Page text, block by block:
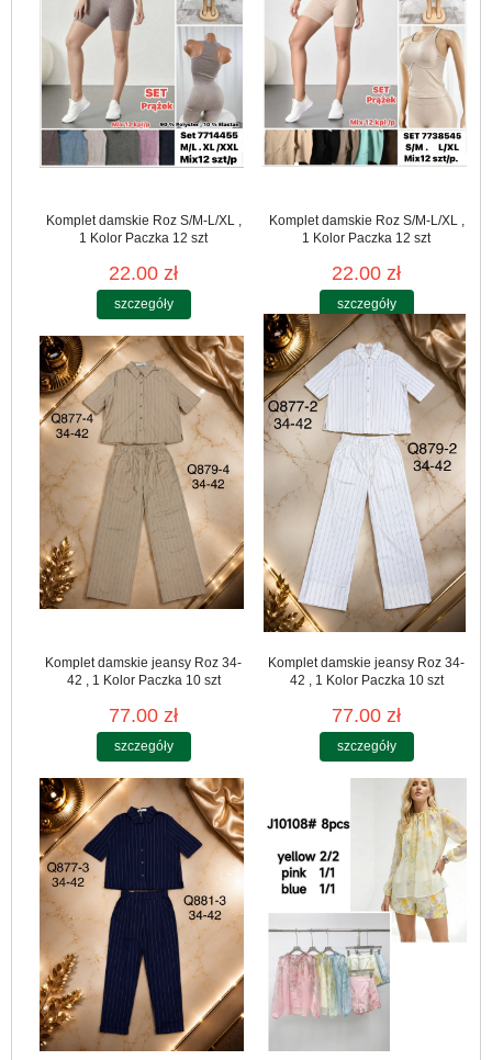
Komplet damskie Roz S/M-L/XL ,
1 Kolor Paczka 12 szt
22.00 zł
szczegóły
Komplet damskie Roz S/M-L/XL ,
1 Kolor Paczka 12 szt
22.00 zł
szczegóły
Komplet damskie jeansy Roz 34-
42 , 1 Kolor Paczka 10 szt
77.00 zł
szczegóły
Komplet damskie jeansy Roz 34-
42 , 1 Kolor Paczka 10 szt
77.00 zł
szczegóły